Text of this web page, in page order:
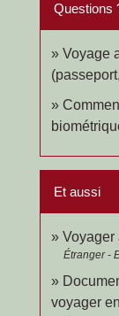
Questions
Voyage
Et aussi
Voyager
Étranger -
voyager